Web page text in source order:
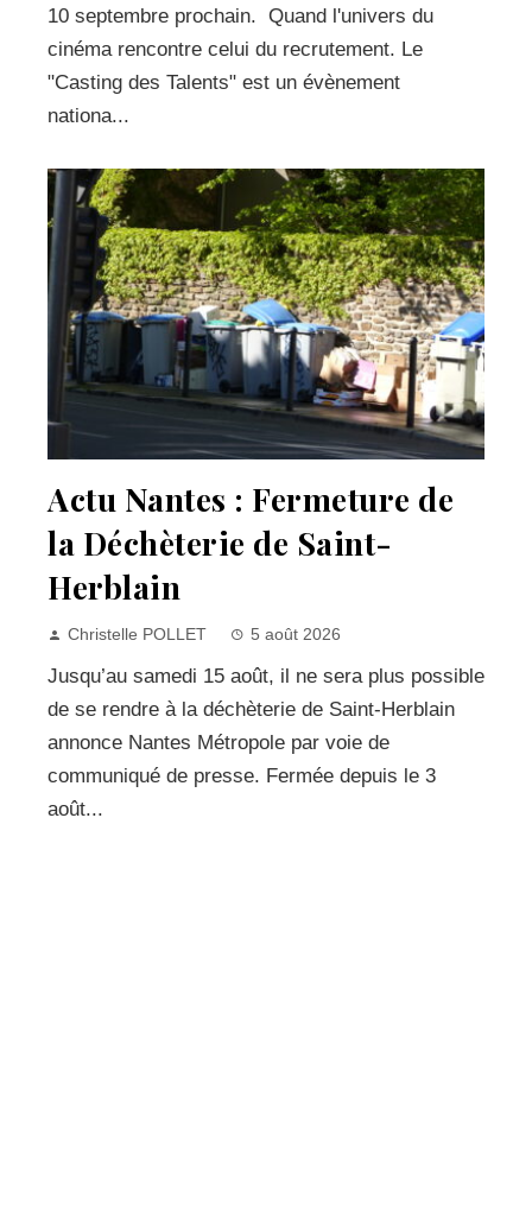
10 septembre prochain. Quand l'univers du
cinéma rencontre celui du recrutement. Le
"Casting des Talents" est un évènement
nationa...
Actu Nantes : Fermeture de
la Déchèterie de Saint-
Herblain
Christelle POLLET 5 août 2026
Jusqu’au samedi 15 août, il ne sera plus possible
de se rendre à la déchèterie de Saint-Herblain
annonce Nantes Métropole par voie de
communiqué de presse. Fermée depuis le 3
août...